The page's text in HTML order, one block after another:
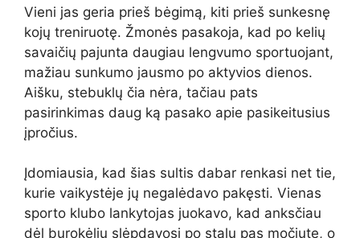
Vieni jas geria prieš bėgimą, kiti prieš sunkesnę
kojų treniruotę. Žmonės pasakoja, kad po kelių
savaičių pajunta daugiau lengvumo sportuojant,
mažiau sunkumo jausmo po aktyvios dienos.
Aišku, stebuklų čia nėra, tačiau pats
pasirinkimas daug ką pasako apie pasikeitusius
įpročius.
Įdomiausia, kad šias sultis dabar renkasi net tie,
kurie vaikystėje jų negalėdavo pakęsti. Vienas
sporto klubo lankytojas juokavo, kad anksčiau
dėl burokėlių slėpdavosi po stalu pas močiutę, o